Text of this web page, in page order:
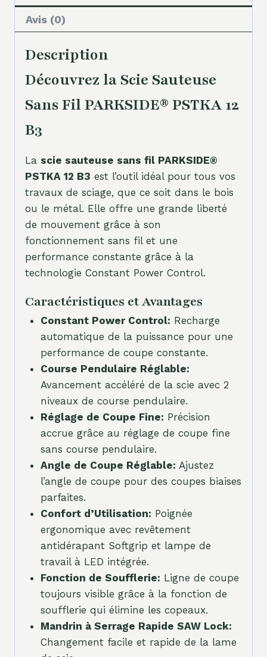
Avis (0)
Description
Découvrez la Scie Sauteuse
Sans Fil PARKSIDE® PSTKA 12
B3
La scie sauteuse sans fil PARKSIDE®
PSTKA 12 B3 est l’outil idéal pour tous vos
travaux de sciage, que ce soit dans le bois
ou le métal. Elle offre une grande liberté
de mouvement grâce à son
fonctionnement sans fil et une
performance constante grâce à la
technologie Constant Power Control.
Caractéristiques et Avantages
Constant Power Control: Recharge
automatique de la puissance pour une
performance de coupe constante.
Course Pendulaire Réglable:
Avancement accéléré de la scie avec 2
niveaux de course pendulaire.
Réglage de Coupe Fine: Précision
accrue grâce au réglage de coupe fine
sans course pendulaire.
Angle de Coupe Réglable: Ajustez
l’angle de coupe pour des coupes biaises
parfaites.
Confort d’Utilisation: Poignée
ergonomique avec revêtement
antidérapant Softgrip et lampe de
travail à LED intégrée.
Fonction de Soufflerie: Ligne de coupe
toujours visible grâce à la fonction de
soufflerie qui élimine les copeaux.
Mandrin à Serrage Rapide SAW Lock:
Changement facile et rapide de la lame